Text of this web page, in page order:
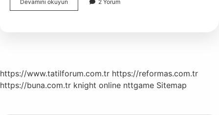
Devamını okuyun
reklamı
2 Yorum
https://www.tatilforum.com.tr https://reformas.com.tr
https://buna.com.tr knight online nttgame Sitemap